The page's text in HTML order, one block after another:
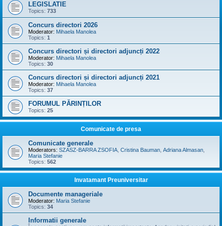
LEGISLATIE
Topics: 733
Concurs directori 2026
Moderator: Mihaela Manolea
Topics: 1
Concurs directori și directori adjuncți 2022
Moderator: Mihaela Manolea
Topics: 30
Concurs directori și directori adjuncți 2021
Moderator: Mihaela Manolea
Topics: 37
FORUMUL PĂRINȚILOR
Topics: 25
Comunicate de presa
Comunicate generale
Moderators: SZASZ-BARRA ZSOFIA Cristina Bauman Adriana Almasan
Maria Stefanie
Topics: 562
Invatamant Preuniversitar
Documente manageriale
Moderator: Maria Stefanie
Topics: 34
Informatii generale